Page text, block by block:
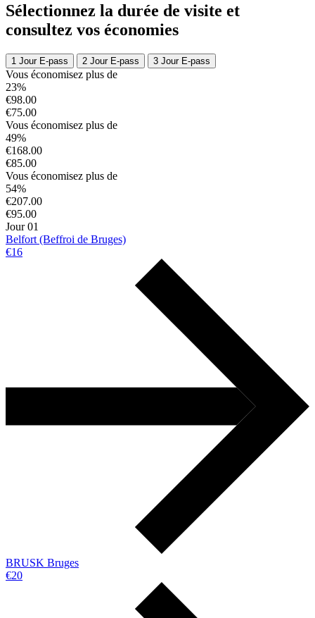
Sélectionnez la durée de visite et
consultez vos économies
1 Jour E-pass 2 Jour E-pass 3 Jour E-pass
Vous économisez plus de
23%
€98.00
€75.00
Vous économisez plus de
49%
€168.00
€85.00
Vous économisez plus de
54%
€207.00
€95.00
Jour 01
Belfort (Beffroi de Bruges)
€16
BRUSK Bruges
€20